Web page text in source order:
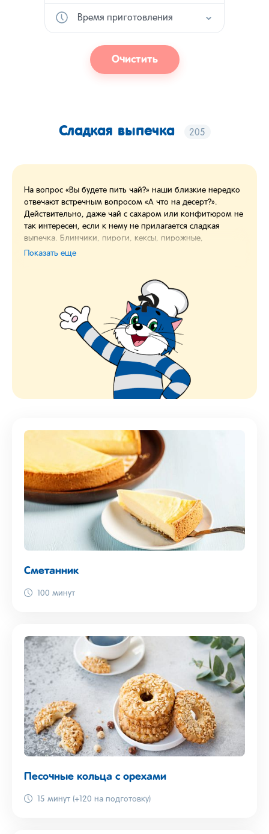
Время приготовления
Очистить
Сладкая выпечка 205
На вопрос «Вы будете пить чай?» наши близкие нередко
отвечают встречным вопросом «А что на десерт?».
Действительно, даже чай с сахаром или конфитюром не
так интересен, если к нему не прилагается сладкая
выпечка. Блинчики, пироги, кексы, пирожные,
пончики, ватрушки
Только посмотрите на все эти рецепты сладкой выпечки
– глаза разбегаются, и, кажется, выбрать что-то одно
невозможно. И зачем, если можно попробовать каждый.
Например, торты, глазированные кексы и открытые
пироги отлично дополнят праздничный стол. А
запеканкии рулеты можно испечь для
Раздел собрал рецепты приготовления сладкой выпечки
в домашних условиях, предложенные шеф-поварами и
кексы. Если время ограничено или нет возможности
приготовить десерты в духовке, воспользуйтесь
рецептами для мультиварки – выпечка получается не
менее аппетитной. Экспериментируйте с новыми
вкусовыми сочетаниями и способами приготовления –
удивляйте близких.
Показать еще
Сметанник
100 минут
Песочные кольца с орехами
15 минут (+120 на подготовку)